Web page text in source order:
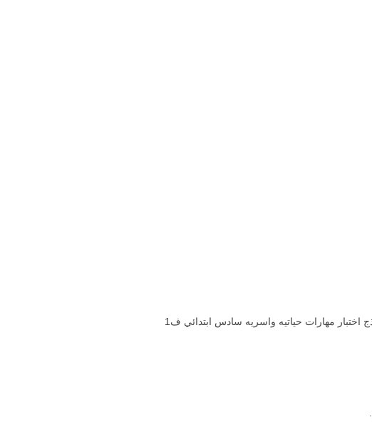
اسئلة اختبار مادة المهارات الحياتية والاسرية الصف السادس الابتدائي منتصف الفصل الدراسي الاول تنزيل نموذج اختبار مهارات حياتيه واسريه سادس ابتدائي ف1